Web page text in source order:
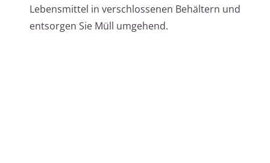
Lebensmittel in verschlossenen Behältern und
entsorgen Sie Müll umgehend.